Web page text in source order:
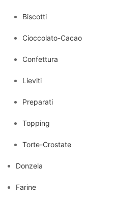
Biscotti
Cioccolato-Cacao
Confettura
Lieviti
Preparati
Topping
Torte-Crostate
Donzela
Farine